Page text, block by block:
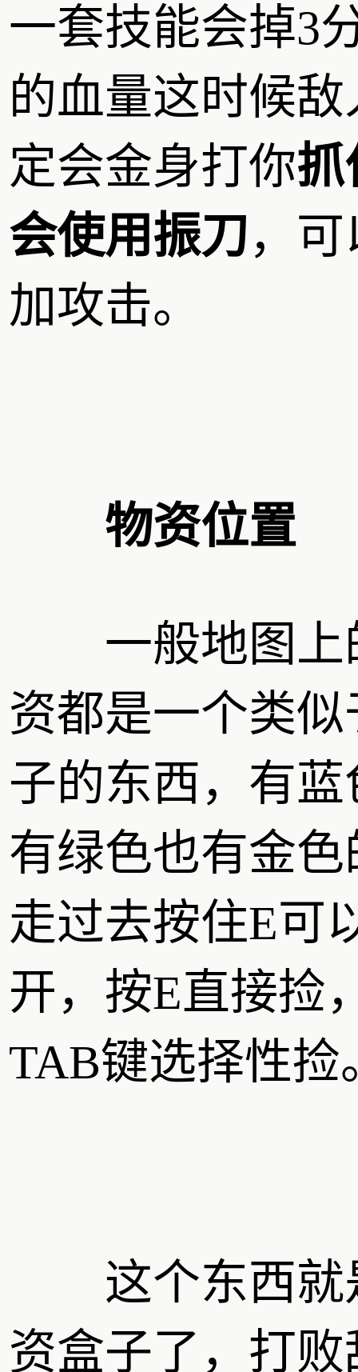
一套技能会掉3
的血量这时候敌
定会金身打你抓
会使用振刀，
加攻击。
物资位置
一般地图上
资都是一个类似
子的东西，有蓝
有绿色也有金色
走过去按住E可
开，按E直接捡
TAB键选择性捡
这个东西就
资盒子了，打败